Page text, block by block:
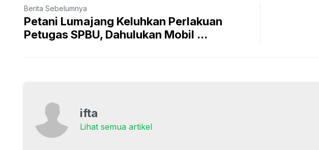
Berita Sebelumnya
Petani Lumajang Keluhkan Perlakuan
Petugas SPBU, Dahulukan Mobil ...
ifta
Lihat semua artikel